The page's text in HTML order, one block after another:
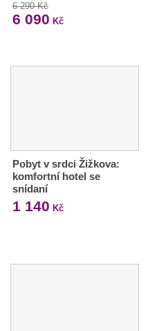
6 290 Kč
6 090 Kč
Pobyt v srdci Žižkova:
komfortní hotel se
snídaní
1 140 Kč